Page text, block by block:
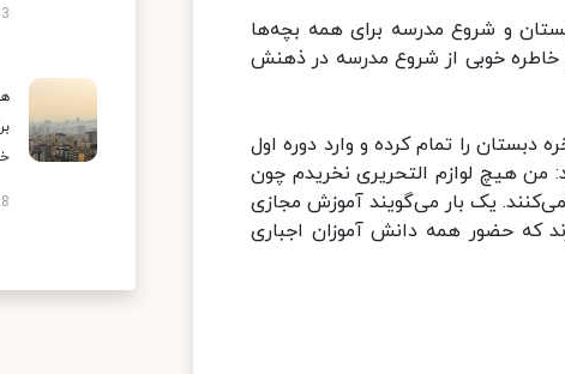
و شروع مدرسه برای همه بچه‌ها
خاطره خوبی از شروع مدرسه در ذهنش
دبستان را تمام کرده و وارد دوره اول
هیچ لوازم التحریری نخریدم چون
یک بار می‌گویند آموزش مجازی
که حضور همه دانش آموزان اجباری